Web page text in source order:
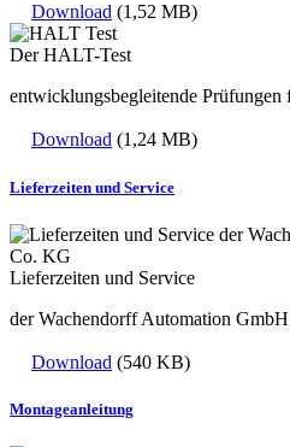
Download (1,52 MB)
Der HALT-Test
entwicklungsbegleitende Prüfungen
Download (1,24 MB)
Lieferzeiten und Service
Lieferzeiten und Service
der Wachendorff Automation
Download (540 KB)
Montageanleitung